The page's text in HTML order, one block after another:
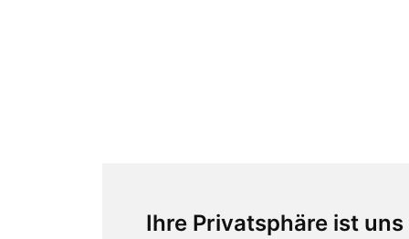
Ihre Privatsphäre ist uns